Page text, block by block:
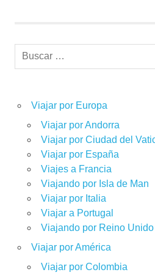
Buscar:
Viajar por Europa
Viajar por Andorra
Viajar por Ciudad del
Viajar por España
Viajes a Francia
Viajando por Isla de Man
Viajar por Italia
Viajar a Portugal
Viajando por Reino Unido
Viajar por América
Viajar por Colombia